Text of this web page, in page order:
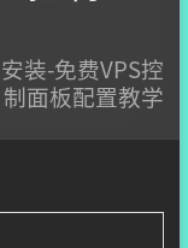
装-免费VPS控
制面板配置教学